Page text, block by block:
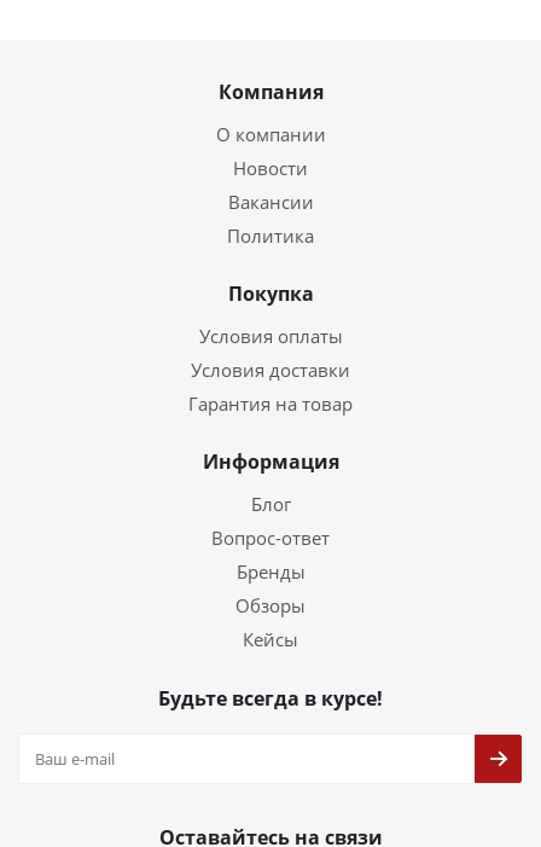
Компания
О компании
Новости
Вакансии
Политика
Покупка
Условия оплаты
Условия доставки
Гарантия на товар
Информация
Блог
Вопрос-ответ
Бренды
Обзоры
Кейсы
Будьте всегда в курсе!
Оставайтесь на связи